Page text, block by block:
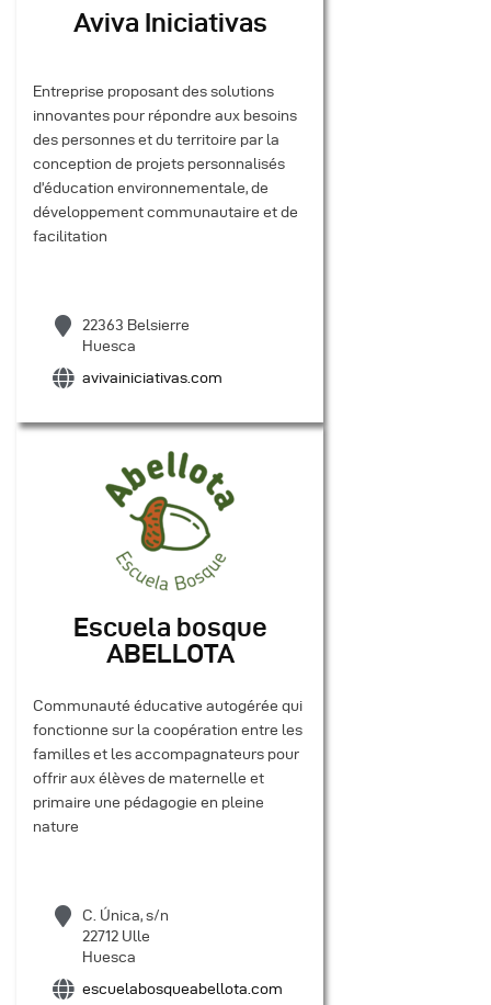
Aviva Iniciativas
Entreprise proposant des solutions
innovantes pour répondre aux besoins
des personnes et du territoire par la
conception de projets personnalisés
d’éducation environnementale, de
développement communautaire et de
facilitation
22363 Belsierre
Huesca
avivainiciativas.com
Escuela bosque
ABELLOTA
Communauté éducative autogérée qui
fonctionne sur la coopération entre les
familles et les accompagnateurs pour
offrir aux élèves de maternelle et
primaire une pédagogie en pleine
nature
C. Única, s/n
22712 Ulle
Huesca
escuelabosqueabellota.com